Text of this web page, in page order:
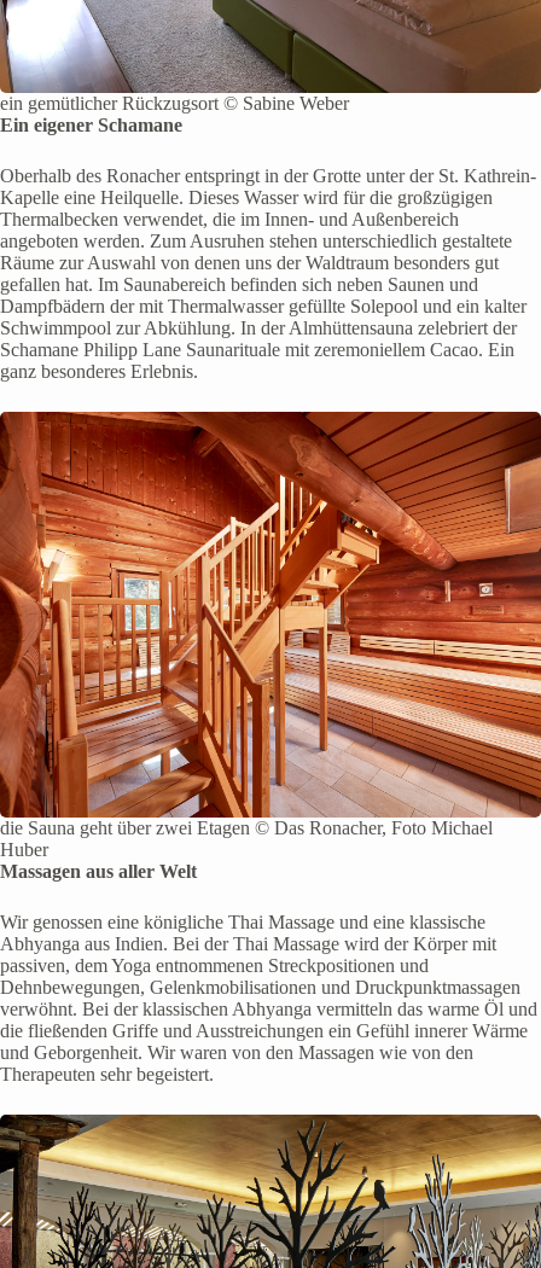
ein gemütlicher Rückzugsort © Sabine Weber
Ein eigener Schamane
Oberhalb des Ronacher entspringt in der Grotte unter der St. Kathrein-
Kapelle eine Heilquelle. Dieses Wasser wird für die großzügigen
Thermalbecken verwendet, die im Innen- und Außenbereich
angeboten werden. Zum Ausruhen stehen unterschiedlich gestaltete
Räume zur Auswahl von denen uns der Waldtraum besonders gut
gefallen hat. Im Saunabereich befinden sich neben Saunen und
Dampfbädern der mit Thermalwasser gefüllte Solepool und ein kalter
Schwimmpool zur Abkühlung. In der Almhüttensauna zelebriert der
Schamane Philipp Lane Saunarituale mit zeremoniellem Cacao. Ein
ganz besonderes Erlebnis.
die Sauna geht über zwei Etagen © Das Ronacher, Foto Michael
Huber
Massagen aus aller Welt
Wir genossen eine königliche Thai Massage und eine klassische
Abhyanga aus Indien. Bei der Thai Massage wird der Körper mit
passiven, dem Yoga entnommenen Streckpositionen und
Dehnbewegungen, Gelenkmobilisationen und Druckpunktmassagen
verwöhnt. Bei der klassischen Abhyanga vermitteln das warme Öl und
die fließenden Griffe und Ausstreichungen ein Gefühl innerer Wärme
und Geborgenheit. Wir waren von den Massagen wie von den
Therapeuten sehr begeistert.